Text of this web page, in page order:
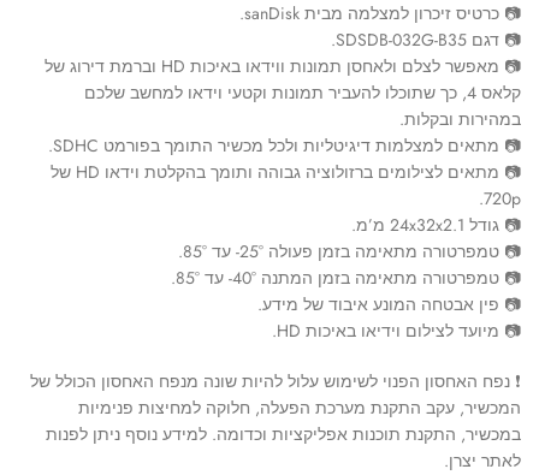
📷 כרטיס זיכרון למצלמה מבית sanDisk.
📷 דגם SDSDB-032G-B35.
📷 מאפשר לצלם ולאחסן תמונות ווידאו באיכות HD וברמת דירוג של
קלאס 4, כך שתוכלו להעביר תמונות וקטעי וידאו למחשב שלכם
במהירות ובקלות.
📷 מתאים למצלמות דיגיטליות ולכל מכשיר התומך בפורמט SDHC.
📷 מתאים לצילומים ברזולוציה גבוהה ותומך בהקלטת וידאו HD של
720p.
📷 גודל 24x32x2.1 מ’מ.
📷 טמפרטורה מתאימה בזמן פעולה 25°- עד 85°.
📷 טמפרטורה מתאימה בזמן המתנה 40°- עד 85°.
📷 פין אבטחה המונע איבוד של מידע.
📷 מיועד לצילום וידיאו באיכות HD.
❗ נפח האחסון הפנוי לשימוש עלול להיות שונה מנפח האחסון הכולל של
המכשיר, עקב התקנת מערכת הפעלה, חלוקה למחיצות פנימיות
במכשיר, התקנת תוכנות אפליקציות וכדומה. למידע נוסף ניתן לפנות
לאתר יצרן.